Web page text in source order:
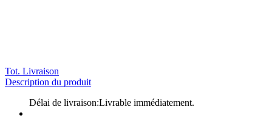
Tot. Livraison
Description du produit
Délai de livraison:Livrable immédiatement.